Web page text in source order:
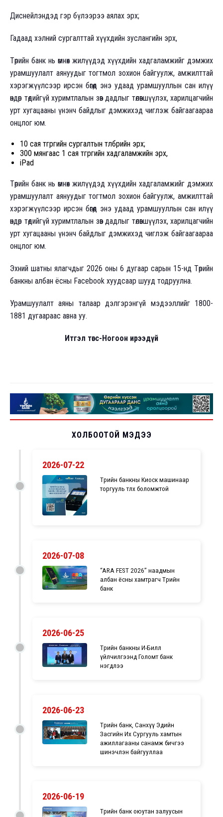
Диснейлэндэд гэр бүлээрээ аялах эрх;
Гадаад хэлний сургалттай хүүхдийн зуслангийн эрх,
Төрийн банк нь өмнөх жилүүдэд хүүхдийн хадгаламжийг дэмжих
урамшуулалт аянуудыг тогтмол зохион байгуулж, амжилттай
хэрэгжүүлсээр ирсэн бөгөөд энэ удаад урамшууллын сан илүү
өндөр төдийгүй хуримтлалын зөв дадлыг төлөвшүүлэх, харилцагчийн
урт хугацааны үнэнч байдлыг дэмжихэд чиглэж байгаагаараа
онцлог юм.
10 сая төгрөгийн сургалтын төлбөрийн эрх;
300 мянгаас 1 сая төгрөгийн хадгаламжийн эрх,
iPad
Төрийн банк нь өмнөх жилүүдэд хүүхдийн хадгаламжийг дэмжих
урамшуулалт аянуудыг тогтмол зохион байгуулж, амжилттай
хэрэгжүүлсээр ирсэн бөгөөд энэ удаад урамшууллын сан илүү
өндөр төдийгүй хуримтлалын зөв дадлыг төлөвшүүлэх, харилцагчийн
урт хугацааны үнэнч байдлыг дэмжихэд чиглэж байгаагаараа
онцлог юм.
Эхний шатны ялагчдыг 2026 оны 6 дугаар сарын 15-нд Төрийн
банкны албан ёсны Facebook хуудсаар шууд тодруулна.
Урамшуулалт аяны талаар дэлгэрэнгүй мэдээллийг 1800-
1881 дугаараас авна уу.
Итгэл төгс-Ногоон ирээдүй
ХОЛБООТОЙ МЭДЭЭ
2026-07-22
Төрийн банкны Киоск машинаар
торгууль төлөх боломжтой
2026-07-08
“ARA FEST 2026” наадмын
албан ёсны хамтрагч Төрийн
банк
2026-06-25
Төрийн банкны И-Билл
үйлчилгээнд Голомт банк
нэгдлээ
2026-06-23
Төрийн банк, Санхүү Эдийн
Засгийн Их Сургууль хамтын
ажиллагааны санамж бичгээ
шинэчлэн байгууллаа
2026-06-19
Төрийн банк оюутан залуусын